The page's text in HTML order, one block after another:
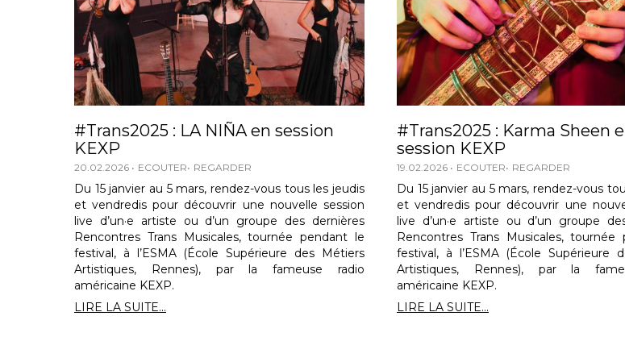
#Trans2025 : LA NIÑA en session
KEXP
20.02.2026 ECOUTER REGARDER
Du 15 janvier au 5 mars, rendez-vous tous les jeudis
et vendredis pour découvrir une nouvelle session
live d’un·e artiste ou d’un groupe des dernières
Rencontres Trans Musicales, tournée pendant le
festival, à l’ESMA (École Supérieure des Métiers
Artistiques, Rennes), par la fameuse radio
américaine KEXP.
LIRE LA SUITE...
#Trans2025 : Karma Sheen
session KEXP
19.02.2026 ECOUTER REGARDER
Du 15 janvier au 5 mars, rendez-vous
et vendredis pour découvrir une
live d’un·e artiste ou d’un groupe
Rencontres Trans Musicales, tournée
festival, à l’ESMA (École Supérieure
Artistiques, Rennes), par la
américaine KEXP.
LIRE LA SUITE...